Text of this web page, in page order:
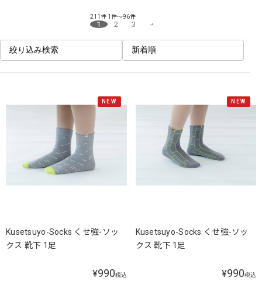
211件 1件～96件
1 2 3
絞り込み検索 新着順
NEW
Kusetsuyo-Socks くせ強-ソッ
クス 靴下 1足
¥990税込
NEW
Kusetsuyo-Socks くせ強-ソッ
クス 靴下 1足
¥990税込